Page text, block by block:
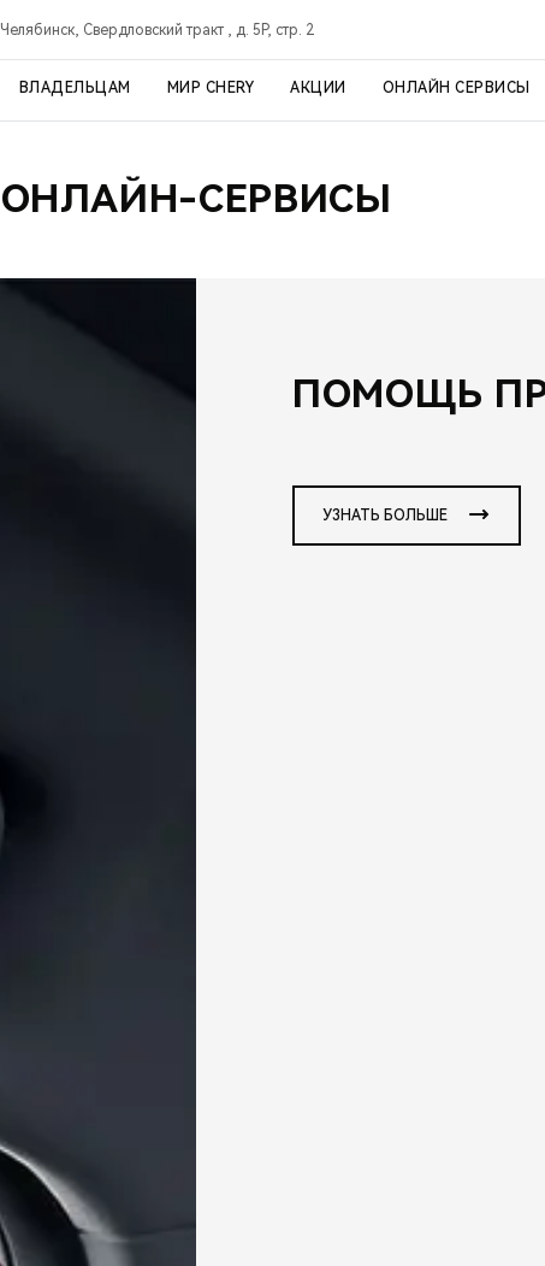
Челябинск, Свердловский тракт , д. 5Р, стр. 2
ВЛАДЕЛЬЦАМ МИР CHERY АКЦИИ ОНЛАЙН СЕРВИСЫ
ОНЛАЙН-СЕРВИСЫ
ПОМОЩЬ
УЗНАТЬ БОЛЬШЕ